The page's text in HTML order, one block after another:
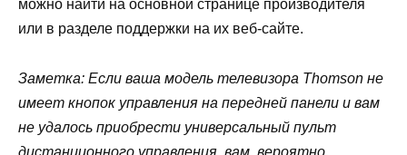
можно найти на основной странице производителя
или в разделе поддержки на их веб-сайте.
Заметка: Если ваша модель телевизора Thomson не
имеет кнопок управления на передней панели и вам
не удалось приобрести универсальный пульт
дистанционного управления, вам, вероятно,